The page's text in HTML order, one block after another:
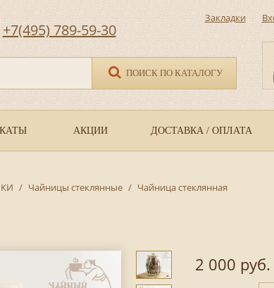
+7(495) 789-59-30
ПОИСК ПО КАТАЛОГУ
Закладки
АКЦИИ ДОСТАВКА / ОПЛАТА
/ Чайницы стеклянные / Чайница стеклянная
2 000 руб.